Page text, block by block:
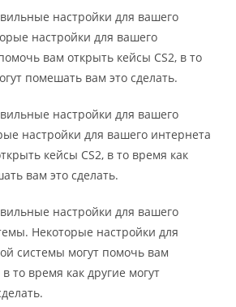
настройки для вашего
настройки для вашего
вам открыть кейсы CS2, в то
помешать вам это сделать.
настройки для вашего
настройки для вашего интернета
кейсы CS2, в то время как
вам это сделать.
настройки для вашего
Некоторые настройки для
системы могут помочь вам
то время как другие могут